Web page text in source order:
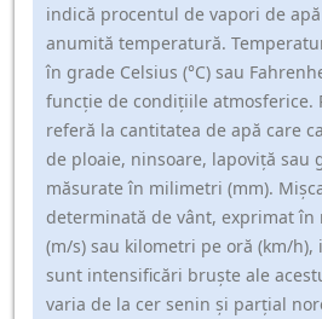
indică procentul de vapori de
anumită temperatură.
în grade Celsius (°C) sau
funcție de condițiile atmosferice.
referă la cantitatea de apă care
de ploaie, ninsoare, lapoviță sau
măsurate în milimetri (mm).
determinată de vânt, exprimat în
(m/s) sau kilometri pe oră (km/
sunt intensificări bruște ale
varia de la cer senin și parțial